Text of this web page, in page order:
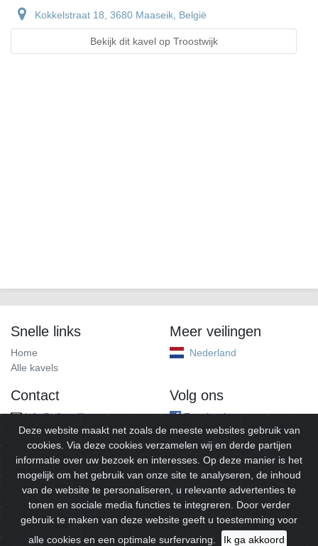
Kokkelstraat 18, 3680 Maaseik, België
Bekijk dit kavel op Troostwijk
Snelle links
Home
Alle kavels
Meer veilingen
Nederland
Contact
info@alleveilingen.net
Volg ons
Facebook
© 2026Alleveilingen.Alle rechten voorbehouden.
Deze website maakt net zoals de meeste websites gebruik van
cookies. Via deze cookies verzamelen wij en derde partijen
informatie over uw bezoek en interesses. Op deze manier is het
mogelijk om het gebruik van onze site te analyseren, de inhoud
van de website te personaliseren, u relevante advertenties te
tonen en sociale media functies te integreren. Door verder
gebruik te maken van deze website geeft u toestemming voor
alle cookies en een optimale surfervaring.
Ik ga akkoord